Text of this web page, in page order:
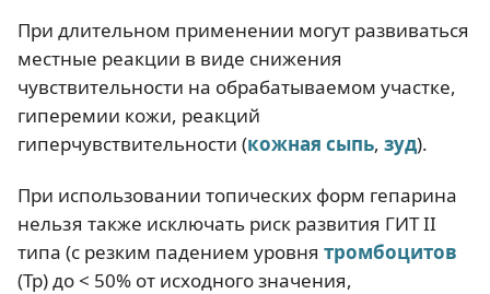
При длительном применении могут развиваться
местные реакции в виде снижения
чувствительности на обрабатываемом участке,
гиперемии кожи, реакций
гиперчувствительности (кожная сыпь, зуд).
При использовании топических форм гепарина
нельзя также исключать риск развития ГИТ II
типа (с резким падением уровня тромбоцитов
(Тр) до < 50% от исходного значения,